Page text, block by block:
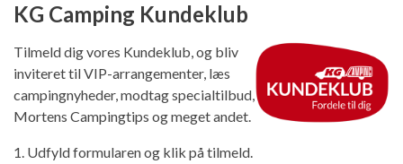
KG Camping Kundeklub
Tilmeld dig vores Kundeklub, og bliv
inviteret til VIP-arrangementer, læs
campingnyheder, modtag specialtilbud,
Mortens Campingtips og meget andet.
1. Udfyld formularen og klik på tilmeld.